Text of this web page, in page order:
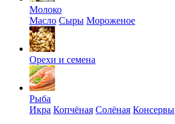
Молоко
Масло Сыры Мороженое
Орехи и семена
Рыба
Икра Копчёная Солёная Консервы